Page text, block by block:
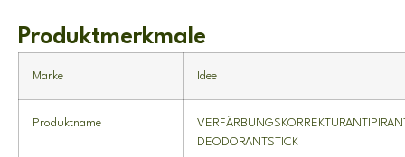
Produktmerkmale
Marke Idee
Produktname
DEODORANTSTICK